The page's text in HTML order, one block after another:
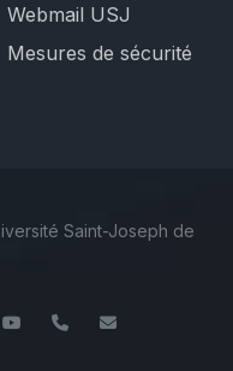
Webmail USJ
Mesures de sécurité
Saint-Joseph de
YouTube+961 (1) 421 368